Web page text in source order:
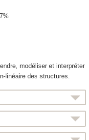
modéliser et interpréter
linéaire des structures.